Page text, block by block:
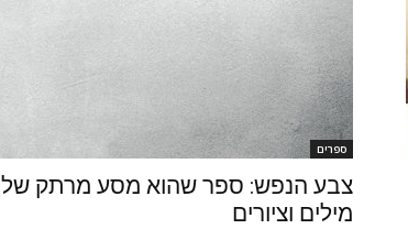
ספרים
צבע הנפש: ספר שהוא מסע מרתק של
מילים וציורים